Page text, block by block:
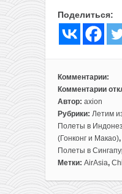
Поделиться:
Комментарии:
Комментарии
к
записи
Сборка:
Бали,
Пхукет,
Сингапур,
Лумпур
Автор: axion
Рубрики: Летим
Полеты в
(Гонконг и Макао),
Полеты в
Метки: AirAsia,